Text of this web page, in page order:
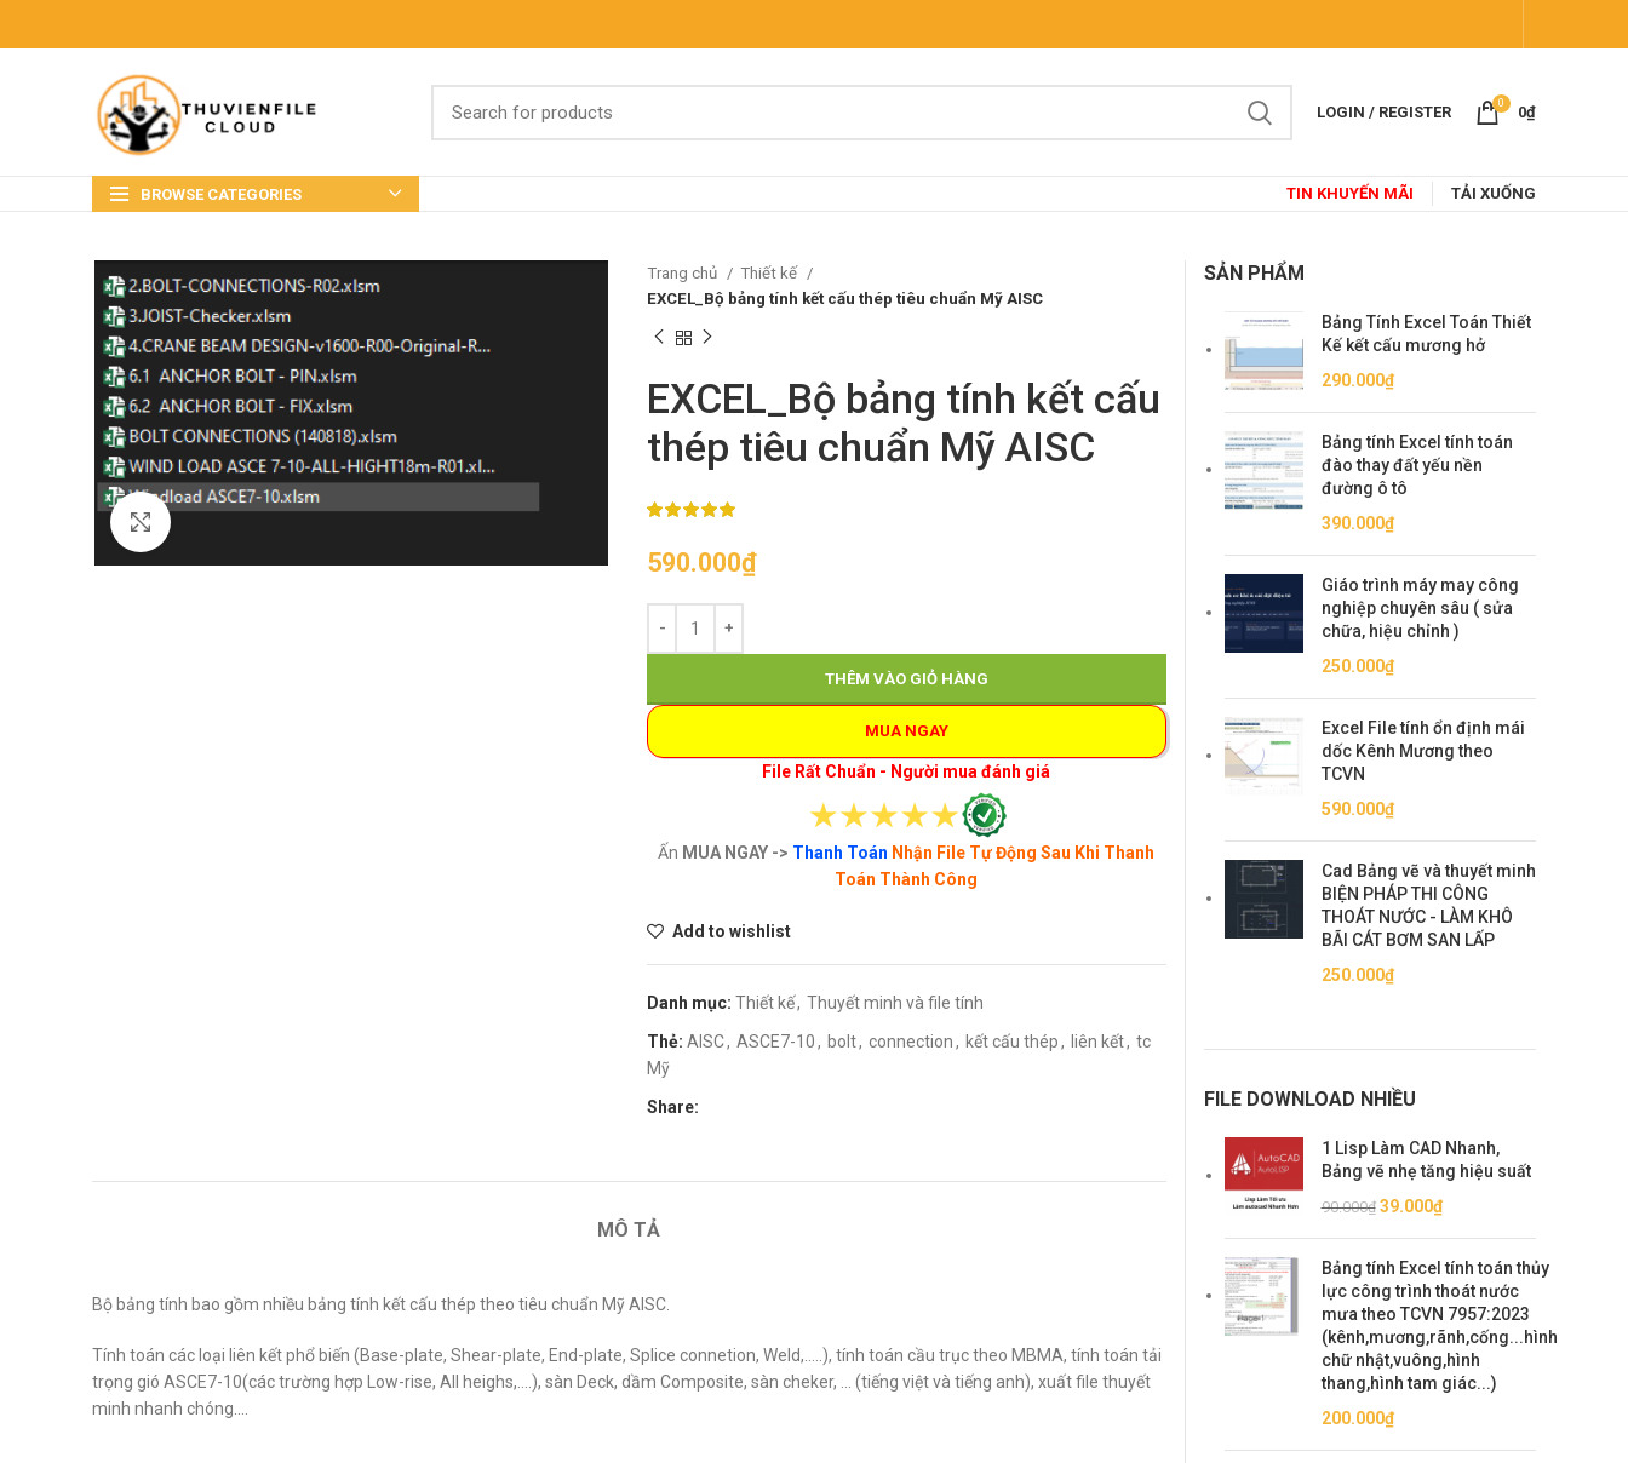
LOGIN / REGISTER
0
0₫
BROWSE CATEGORIES TIN KHUYẾN MÃI TẢI XUỐNG
Trang chủ
Thiết kế
EXCEL_Bộ bảng tính kết cấu thép tiêu chuẩn Mỹ AISC
EXCEL_Bộ bảng tính kết cấu
thép tiêu chuẩn Mỹ AISC
590.000₫
THÊM VÀO GIỎ HÀNG
MUA NGAY
File Rất Chuẩn - Người mua đánh giá
Ấn MUA NGAY -> Thanh Toán Nhận File Tự Động Sau Khi Thanh
Toán Thành Công
Add to wishlist
Danh mục: Thiết kế, Thuyết minh và file tính
Thẻ: AISC, ASCE7-10 , bolt, connection , kết cấu thép , liên kết, tc
Mỹ
Share:
MÔ TẢ
Bộ bảng tính bao gồm nhiều bảng tính kết cấu thép theo tiêu chuẩn Mỹ AISC.
Tính toán các loại liên kết phổ biến (Base-plate, Shear-plate, End-plate, Splice connetion, Weld,…..), tính toán cầu trục theo MBMA, tính toán tải
trọng gió ASCE7-10(các trường hợp Low-rise, All heighs,….), sàn Deck, dầm Composite, sàn cheker, … (tiếng việt và tiếng anh), xuất file thuyết
minh nhanh chóng….
SẢN PHẨM
Bảng Tính Excel Toán Thiết
Kế kết cấu mương hở
290.000₫
Bảng tính Excel tính toán
đào thay đất yếu nền
đường ô tô
390.000₫
Giáo trình máy may công
nghiệp chuyên sâu ( sửa
chữa, hiệu chỉnh )
250.000₫
Excel File tính ổn định mái
dốc Kênh Mương theo
TCVN
590.000₫
Cad Bảng vẽ và thuyết minh
BIỆN PHÁP THI CÔNG
THOÁT NƯỚC - LÀM KHÔ
BÃI CÁT BƠM SAN LẤP
250.000₫
FILE DOWNLOAD NHIỀU
1 Lisp Làm CAD Nhanh,
Bảng vẽ nhẹ tăng hiệu suất
90.000₫ Giá
là:
90.000₫.
39.000₫Giá
tại
là:
39.000₫.
Bảng tính Excel tính toán thủy
lực công trình thoát nước
mưa theo TCVN 7957:2023
(kênh,mương,rãnh,cống...hình
chữ nhật,vuông,hình
thang,hình tam giác...)
200.000₫